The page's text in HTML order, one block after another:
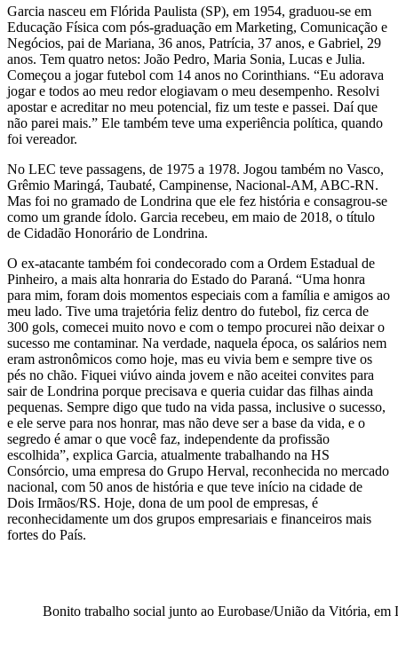
Garcia nasceu em Flórida Paulista (SP), em 1954, graduou-se em
Educação Física com pós-graduação em Marketing, Comunicação e
Negócios, pai de Mariana, 36 anos, Patrícia, 37 anos, e Gabriel, 29
anos. Tem quatro netos: João Pedro, Maria Sonia, Lucas e Julia.
Começou a jogar futebol com 14 anos no Corinthians. “Eu adorava
jogar e todos ao meu redor elogiavam o meu desempenho. Resolvi
apostar e acreditar no meu potencial, fiz um teste e passei. Daí que
não parei mais.” Ele também teve uma experiência política, quando
foi vereador.
No LEC teve passagens, de 1975 a 1978. Jogou também no Vasco,
Grêmio Maringá, Taubaté, Campinense, Nacional-AM, ABC-RN.
Mas foi no gramado de Londrina que ele fez história e consagrou-se
como um grande ídolo. Garcia recebeu, em maio de 2018, o título
de Cidadão Honorário de Londrina.
O ex-atacante também foi condecorado com a Ordem Estadual de
Pinheiro, a mais alta honraria do Estado do Paraná. “Uma honra
para mim, foram dois momentos especiais com a família e amigos ao
meu lado. Tive uma trajetória feliz dentro do futebol, fiz cerca de
300 gols, comecei muito novo e com o tempo procurei não deixar o
sucesso me contaminar. Na verdade, naquela época, os salários nem
eram astronômicos como hoje, mas eu vivia bem e sempre tive os
pés no chão. Fiquei viúvo ainda jovem e não aceitei convites para
sair de Londrina porque precisava e queria cuidar das filhas ainda
pequenas. Sempre digo que tudo na vida passa, inclusive o sucesso,
e ele serve para nos honrar, mas não deve ser a base da vida, e o
segredo é amar o que você faz, independente da profissão
escolhida”, explica Garcia, atualmente trabalhando na HS
Consórcio, uma empresa do Grupo Herval, reconhecida no mercado
nacional, com 50 anos de história e que teve início na cidade de
Dois Irmãos/RS. Hoje, dona de um pool de empresas, é
reconhecidamente um dos grupos empresariais e financeiros mais
fortes do País.
Bonito trabalho social junto ao Eurobase/União da Vitória,